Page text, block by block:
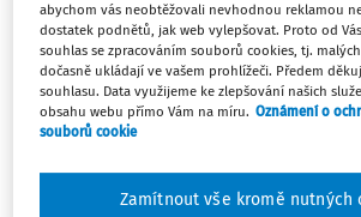
Řadit podle:
Nejnovější
Nejstarší
NOVINKY
Jednorázové vyrovnání pro
účastníky penzijního spoření
Poslanecké sněmovně bude v nejbližší
abychom vás neobtěžovali nevhodnou reklamou
dostatek podnětů, jak web vylepšovat. Proto od
souhlas se zpracováním souborů cookies, tj.
dočasně ukládají ve vašem prohlížeči. Předem
souhlasu. Data využijeme ke zlepšování našich
obsahu webu přímo Vám na míru. Oznámení o
souborů cookie
Zamítnout vše kromě nutných